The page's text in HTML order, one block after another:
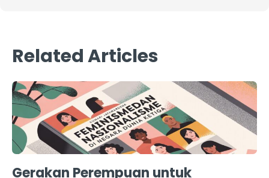
Related Articles
Gerakan Perempuan untuk